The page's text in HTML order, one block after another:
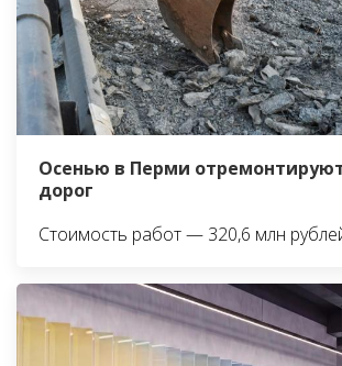
Осенью в Перми
дорог
Стоимость работ — 320,6 млн